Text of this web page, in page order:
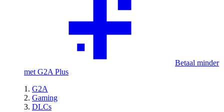
Betaal minder
met G2A Plus
G2A
Gaming
DLCs